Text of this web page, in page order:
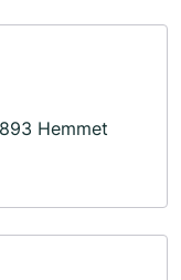
Hemmet